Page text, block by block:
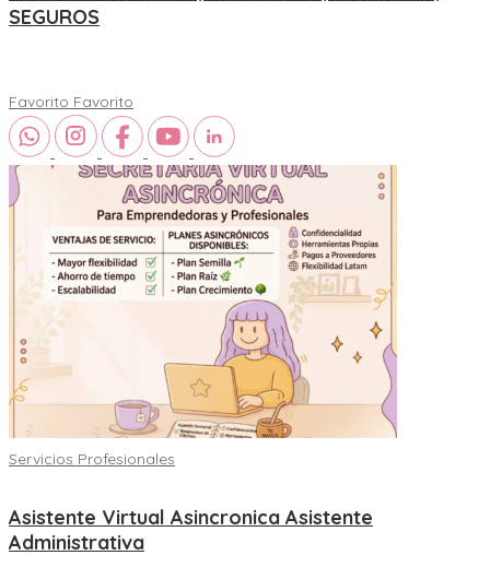
SEGUROS
Favorito Favorito
Servicios Profesionales
Asistente Virtual Asincronica Asistente
Administrativa